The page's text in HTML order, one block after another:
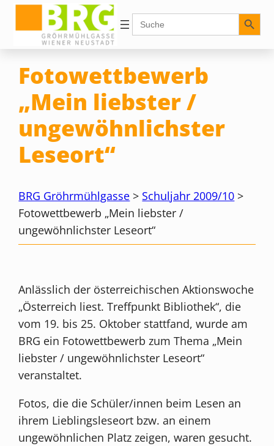
Inhalt
springen
Search
for:
Search Button
Fotowettbewerb
„Mein liebster /
ungewöhnlichster
Leseort“
BRG Gröhrmühlgasse > Schuljahr 2009/10 >
Fotowettbewerb „Mein liebster /
ungewöhnlichster Leseort“
Anlässlich der österreichischen Aktionswoche
„Österreich liest. Treffpunkt Bibliothek“, die
vom 19. bis 25. Oktober stattfand, wurde am
BRG ein Fotowettbewerb zum Thema „Mein
liebster / ungewöhnlichster Leseort“
veranstaltet.
Fotos, die die Schüler/innen beim Lesen an
ihrem Lieblingsleseort bzw. an einem
ungewöhnlichen Platz zeigen, waren gesucht.